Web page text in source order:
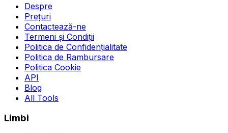
Despre
Prețuri
Contactează-ne
Termeni și Condiții
Politica de Confidențialitate
Politica de Rambursare
Politica Cookie
API
Blog
All Tools
Limbi